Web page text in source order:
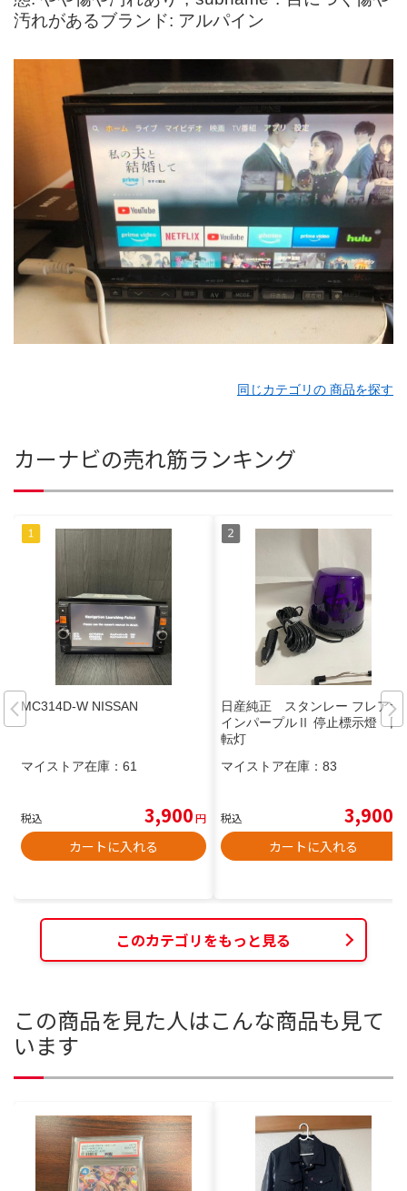
汚れがあるブランド: アルパイン
同じカテゴリの 商品を探す
カーナビの売れ筋ランキング
MC314D-W NISSAN
マイストア在庫： 61
税込 3,900円
カートに入れる
日産純正 スタンレー フレアサ
インパープルⅡ 停止標示燈 回
転灯
マイストア在庫： 83
税込 3,900
カートに入れる
このカテゴリをもっと見る
この商品を見た人はこんな商品も見て
います